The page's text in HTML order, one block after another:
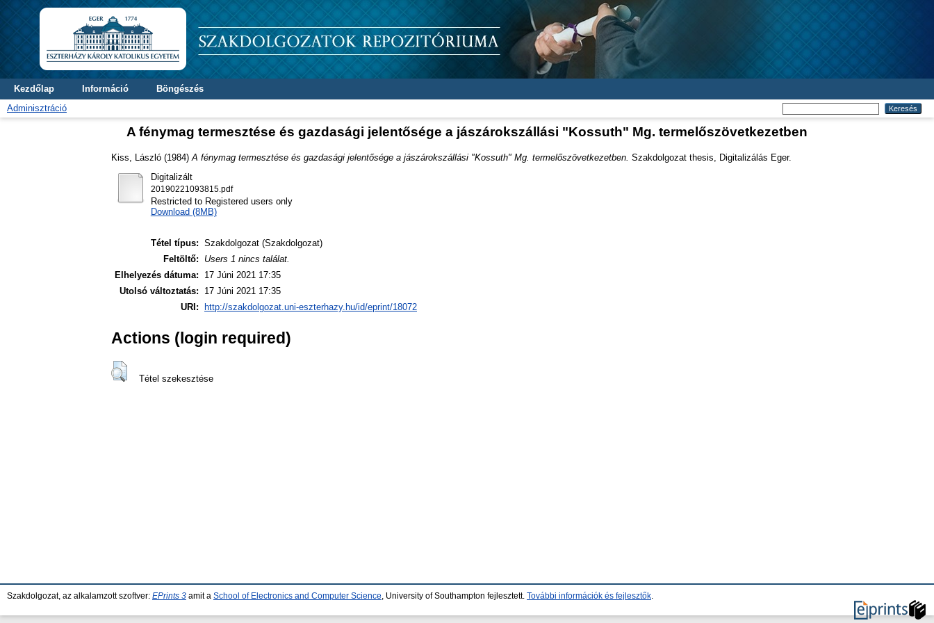
Kezdőlap Információ
Böngészés
Adminisztráció
A fénymag termesztése és gazdasági jelentősége a jászárokszállási "Kossuth" Mg. termelőszövetkezetben
Kiss, László (1984) A fénymag termesztése és gazdasági jelentősége a jászárokszállási "Kossuth" Mg. termelőszövetkezetben. Szakdolgozat thesis, Digitalizálás Eger.
Digitalizált
20190221093815.pdf
Restricted to Registered users only
Download (8MB)
Tétel típus: Szakdolgozat (Szakdolgozat)
Feltöltő:
Users 1 nincs találat.
Elhelyezés dátuma:
17 Júni 2021 17:35
Utolsó változtatás:
17 Júni 2021 17:35
URI:
http://szakdolgozat.uni-eszterhazy.hu/id/eprint/18072
Actions (login required)
Tétel szekesztése
Szakdolgozat, az alkalamzott szoftver: EPrints 3 amit a School of Electronics and Computer Science , University of Southampton fejlesztett. További információk és fejlesztők